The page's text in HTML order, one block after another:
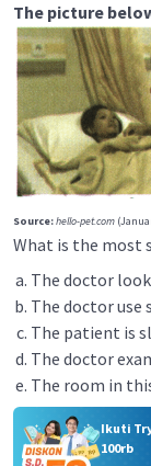
The picture
Source:hello-pet.com
What is the most
The doctor
The doctor use
The patient is
The doctor
The room in
Ikuti
100rb